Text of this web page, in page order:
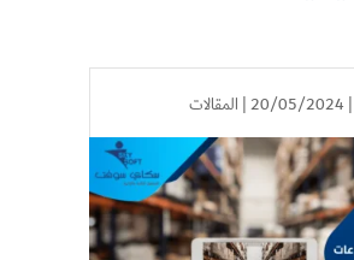
| 20/05/2024 | المقالات